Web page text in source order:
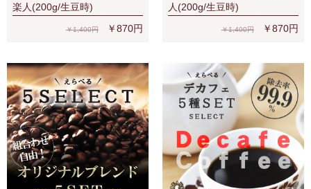
楽人(200g/生豆時)
￥1,400円 ￥870円
人(200g/生豆時)
￥1,400円 ￥870円